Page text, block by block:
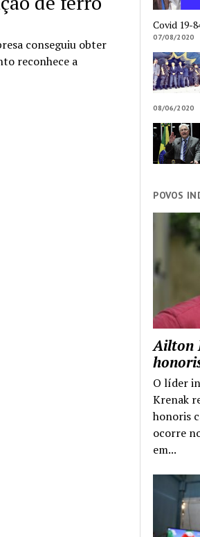
conseguiu obter
reconhece a
Covid 19-
07/08/2020
08/06/2020
POVOS
Ailton
O líder
Krenak
honoris
ocorre
em...